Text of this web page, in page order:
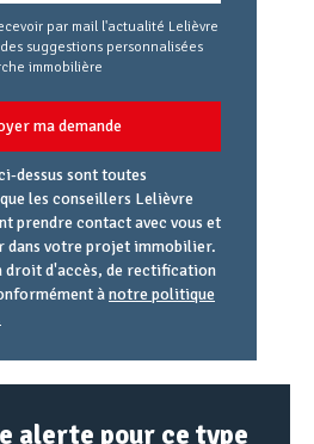
par mail l'actualité Lelièvre
suggestions personnalisées
immobilière
ma demande
dessus sont toutes
les conseillers Lelièvre
prendre contact avec vous et
dans votre projet immobilier.
droit d'accès, de rectification
ànotre politique
alerte pour ce type